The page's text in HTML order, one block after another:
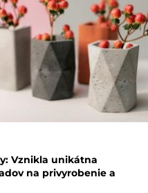
Vznikla unikátna
na privyrobenie a